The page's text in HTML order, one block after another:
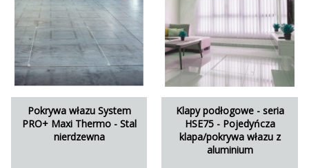
Pokrywa włazu System
PRO+ Maxi Thermo - Stal
nierdzewna
Klapy podłogowe - seria
HSE75 - Pojedyńcza
klapa/pokrywa włazu z
aluminium